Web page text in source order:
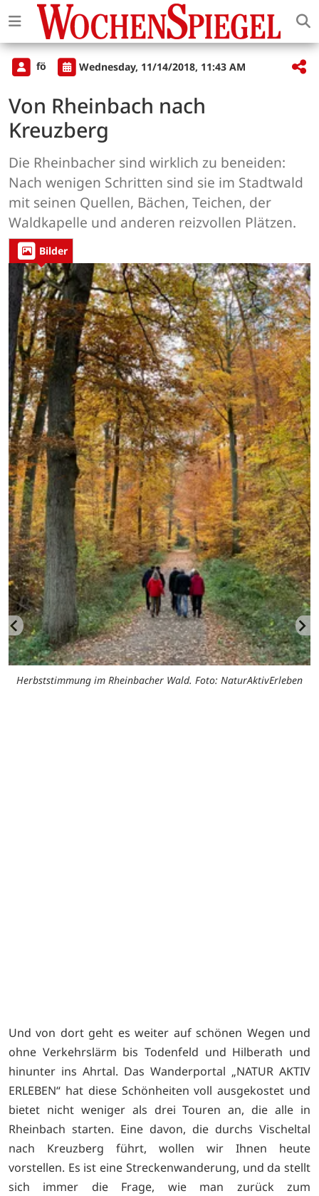
fö Wednesday, 11/14/2018, 11:43 AM
Von Rheinbach nach
Kreuzberg
Die Rheinbacher sind wirklich zu beneiden:
Nach wenigen Schritten sind sie im Stadtwald
mit seinen Quellen, Bächen, Teichen, der
Waldkapelle und anderen reizvollen Plätzen.
Bilder
Herbststimmung im Rheinbacher Wald. Foto: NaturAktivErleben
Und von dort geht es weiter auf schönen Wegen und
ohne Verkehrslärm bis Todenfeld und Hilberath und
hinunter ins Ahrtal. Das Wanderportal „NATUR AKTIV
ERLEBEN“ hat diese Schönheiten voll ausgekostet und
bietet nicht weniger als drei Touren an, die alle in
Rheinbach starten. Eine davon, die durchs Vischeltal
nach Kreuzberg führt, wollen wir Ihnen heute
vorstellen. Es ist eine Streckenwanderung, und da stellt
sich immer die Frage, wie man zurück zum